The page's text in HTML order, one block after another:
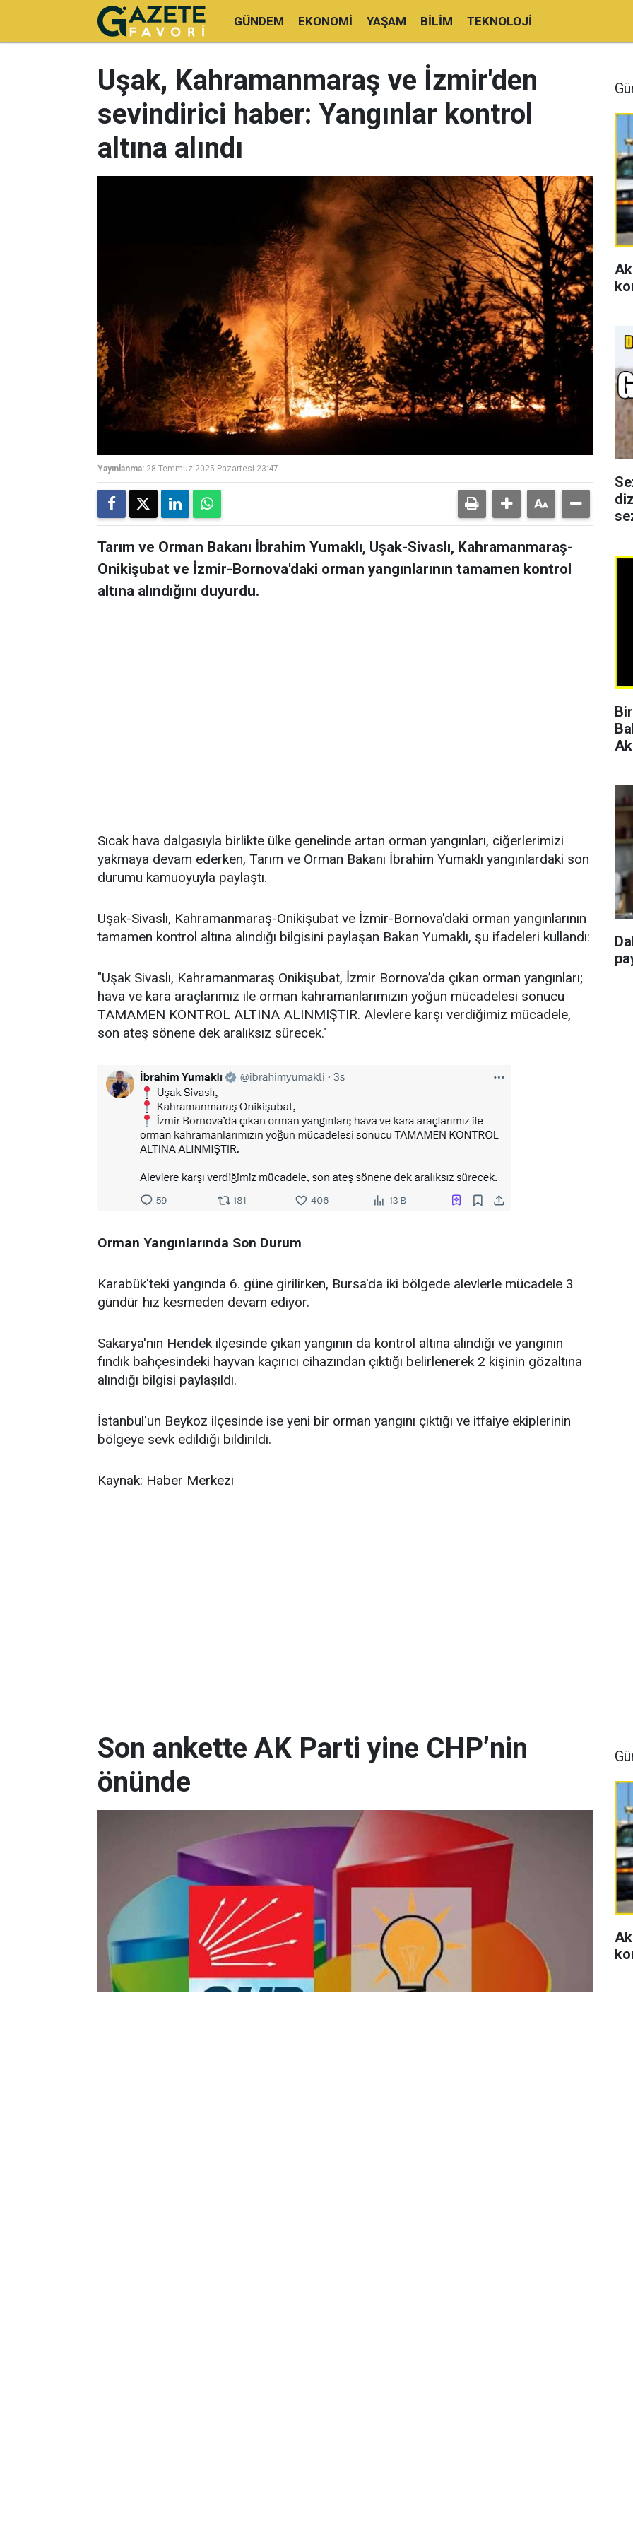
GÜNDEM EKONOMI YAŞAM BILIM TEKNOLOJI
Uşak, Kahramanmaraş ve İzmir'den
sevindirici haber: Yangınlar kontrol
altına alındı
Yayınlanma: 28 Temmuz 2025 Pazartesi 23:47
Tarım ve Orman Bakanı İbrahim Yumaklı, Uşak-Sivaslı, Kahramanmaraş-
Onikişubat ve İzmir-Bornova'daki orman yangınlarının tamamen kontrol
altına alındığını duyurdu.
Sıcak hava dalgasıyla birlikte ülke genelinde artan orman yangınları, ciğerlerimizi
yakmaya devam ederken, Tarım ve Orman Bakanı İbrahim Yumaklı yangınlardaki son
durumu kamuoyuyla paylaştı.
Uşak-Sivaslı, Kahramanmaraş-Onikişubat ve İzmir-Bornova'daki orman yangınlarının
tamamen kontrol altına alındığı bilgisini paylaşan Bakan Yumaklı, şu ifadeleri kullandı:
"Uşak Sivaslı, Kahramanmaraş Onikişubat, İzmir Bornova’da çıkan orman yangınları;
hava ve kara araçlarımız ile orman kahramanlarımızın yoğun mücadelesi sonucu
TAMAMEN KONTROL ALTINA ALINMIŞTIR. Alevlere karşı verdiğimiz mücadele,
son ateş sönene dek aralıksız sürecek."
Orman Yangınlarında Son Durum
Karabük'teki yangında 6. güne girilirken, Bursa'da iki bölgede alevlerle mücadele 3
gündür hız kesmeden devam ediyor.
Sakarya'nın Hendek ilçesinde çıkan yangının da kontrol altına alındığı ve yangının
fındık bahçesindeki hayvan kaçırıcı cihazından çıktığı belirlenerek 2 kişinin gözaltına
alındığı bilgisi paylaşıldı.
İstanbul'un Beykoz ilçesinde ise yeni bir orman yangını çıktığı ve itfaiye ekiplerinin
bölgeye sevk edildiği bildirildi.
Kaynak: Haber Merkezi
Son ankette AK Parti yine CHP’nin
önünde